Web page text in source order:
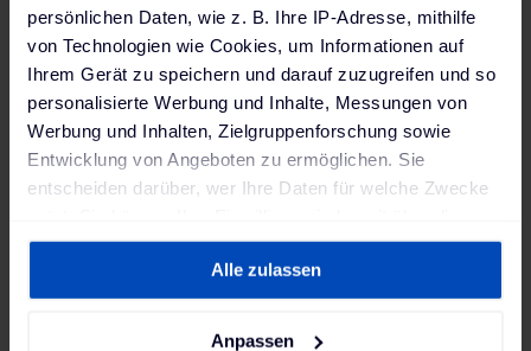
persönlichen Daten, wie z. B. Ihre IP-Adresse, mithilfe
von Technologien wie Cookies, um Informationen auf
Ihrem Gerät zu speichern und darauf zuzugreifen und so
personalisierte Werbung und Inhalte, Messungen von
Werbung und Inhalten, Zielgruppenforschung sowie
Entwicklung von Angeboten zu ermöglichen. Sie
entscheiden darüber, wer Ihre Daten für welche Zwecke
Cookie-Erklärung oder durch Klicken auf das Privacy
Trigger Symbol ändern oder widerrufen
Wenn Sie es erlauben, würden wir auch gerne:
Alle zulassen
Anpassen
borne de recharge de bonne qualité, dotée de détails
astucieux, qui s'avère très facile à utiliser tout en restant
abordable. L'idéal pour faire ses premiers pas dans la
mobilité électrique.
Vers les produits